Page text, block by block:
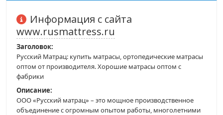
Информация с сайта
www.rusmattress.ru
Заголовок:
Русский Матрац: купить матрасы, ортопедические матрасы
оптом от производителя. Хорошие матрасы оптом с
фабрики
Описание:
ООО «Русский матрац» – это мощное производственное
объединение с огромным опытом работы, многолетними